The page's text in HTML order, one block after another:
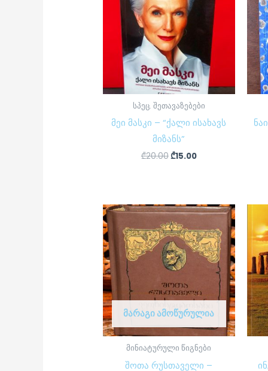
სპეც. შეთავაზებები
მეი მასკი – “ქალი ისახავს
მიზანს”
₾20.00₾15.00
ᲛᲐᲠᲐᲒᲘ ᲐᲛᲝᲬᲣᲠᲣᲚᲘᲐ
მინიატურული წიგნები
შოთა რუსთაველი –